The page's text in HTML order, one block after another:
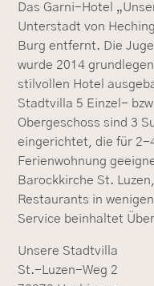
Das Garni-Hotel
Unterstadt von
Burg entfernt. Die
wurde 2014
stilvollen Hotel
Stadtvilla 5 Einzel-
Obergeschoss sind 3
eingerichtet, die für 2-
Ferienwohnung
Barockkirche St.
Restaurants in
Service beinhaltet
Unsere Stadtvilla
St.-Luzen-Weg 2